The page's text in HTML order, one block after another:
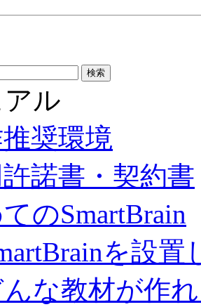
ル
奨環境
諾書・契約書
のSmartBrain
を設置
んな教材が作